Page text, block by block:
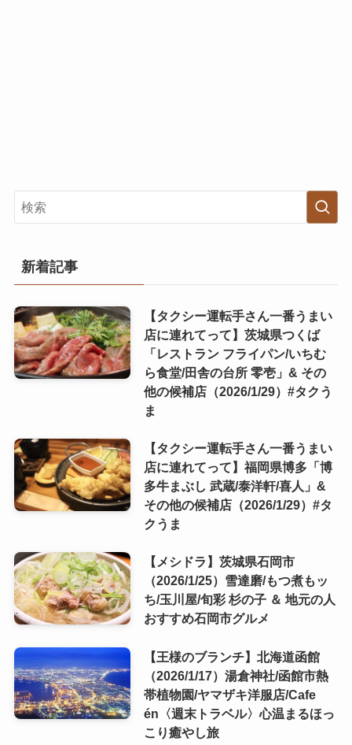
新着記事
【タクシー運転手さん一番うまい
店に連れてって】茨城県つくば
「レストラン フライパン/いちむ
ら食堂/田舎の台所 零壱」& その
他の候補店（2026/1/29）#タクう
ま
【タクシー運転手さん一番うまい
店に連れてって】福岡県博多「博
多牛まぶし 武蔵/泰洋軒/喜人」&
その他の候補店（2026/1/29）#タ
クうま
【メシドラ】茨城県石岡市
（2026/1/25）雪達磨/もつ煮もッ
ち/玉川屋/旬彩 杉の子 ＆ 地元の人
おすすめ石岡市グルメ
【王様のブランチ】北海道函館
（2026/1/17）湯倉神社/函館市熱
帯植物園/ヤマザキ洋服店/Cafe
én〈週末トラベル〉心温まるほっ
こり癒やし旅